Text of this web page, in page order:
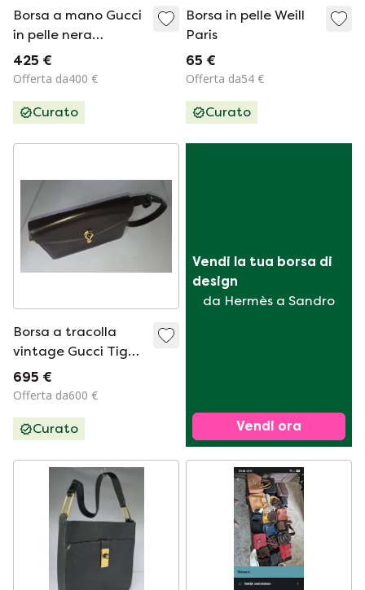
Borsa a mano Gucci
in pelle nera
traforata con logo
GG.
425 €
Offerta da400 €
Curato
Borsa in pelle Weill
Paris
65 €
Offerta da54 €
Curato
Borsa a tracolla
vintage Gucci Tiger
Eye, realizzata in
Italia.
695 €
Offerta da600 €
Curato
Vendi la tua borsa di
design
da Hermès a Sandro
Vendi ora